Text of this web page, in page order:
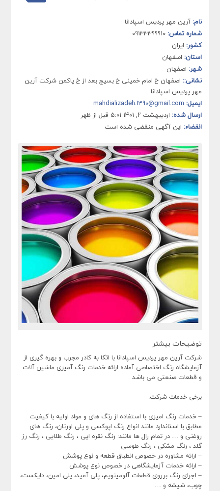
نام: آرین مهر پردیس اسپادانا
شماره تماس: 09133399910
کشور: ایران
استان: اصفهان
شهر: اصفهان
نشانی:: اصفهان خ امام خمینی خ بسیج بعد از خ پاکمن شرکت آرین
مهر پردیس اسپادانا
ایمیل: mahdializadeh.1390@gmail.com
ارسال شده: اردیبهشت ۲, ۱۴۰۱ ۵:۰۱ قبل از ظهر
انقضاء: این آگهی منقضی شده است
توضیحات بیشتر
شرکت آرین مهر پردیس اسپادانا با اتکا به کادر مجرب و بهره گیری از
آزمایشگاه رنگ اختصاصی آماده ارائه خدمات رنگ آمیزی ماشین آلات
و قطعات صنعتی می باشد
برخی خدمات شرکت:
– خدمات رنگ امیزی با استفاده از رنگ های و مواد اولیه با کیفیت
مطابق با استاندارد مانند انواع رنگ اپوکسی و پلی اورتان، رنگ های
روغنی و … در تمام رال ها مانند: رنگ نقره ایی ، رنگ طلایی ، رنگ رز
گلد ، رنگ مشکی ، رنگ طوسی
– ارائه مشاوره در خصوص انطباق قطعه و نوع پوشش
– ارائه خدمات آزمایشگاهی در خصوص نوع پوشش
– اجرای رنگ برروی قطعات آلومینویم، پلی آمید، پلی امین، دایکست،
چوب، شیشه و …